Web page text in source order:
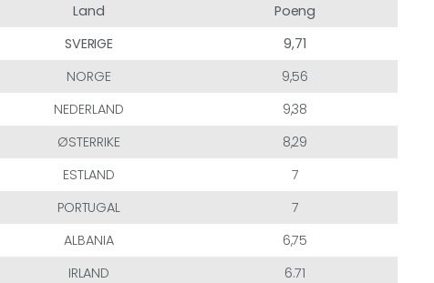
Land
Poeng
SVERIGE
9,71
NORGE
9,56
NEDERLAND
9,38
ØSTERRIKE
8,29
ESTLAND
7
PORTUGAL
7
ALBANIA
6,75
IRLAND
6.71